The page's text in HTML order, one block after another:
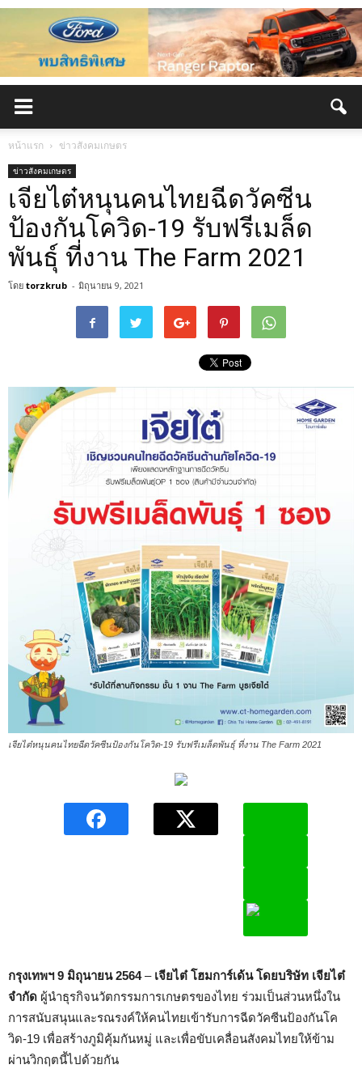
หน้าแรก ข่าวสังคมเกษตร
ข่าวสังคมเกษตร
เจียไต๋หนุนคนไทยฉีดวัคซีน
ป้องกันโควิด-19 รับฟรีเมล็ด
พันธุ์ ที่งาน The Farm 2021
โดย torzkrub - มิถุนายน 9, 2021
เจียไต๋หนุนคนไทยฉีดวัคซีนป้องกันโควิด-19 รับฟรีเมล็ดพันธุ์ ที่งาน The Farm 2021
กรุงเทพฯ9 มิถุนายน 2564– เจียไต๋ โฮมการ์เด้น โดยบริษัท เจียไต๋
จำกัด ผู้นำธุรกิจนวัตกรรมการเกษตรของไทย ร่วมเป็นส่วนหนึ่งใน
การสนับสนุนและรณรงค์ให้คนไทยเข้ารับการฉีดวัคซีนป้องกันโค
วิด-19 เพื่อสร้างภูมิคุ้มกันหมู่ และเพื่อขับเคลื่อนสังคมไทยให้ข้าม
ผ่านวิกฤตนี้ไปด้วยกัน